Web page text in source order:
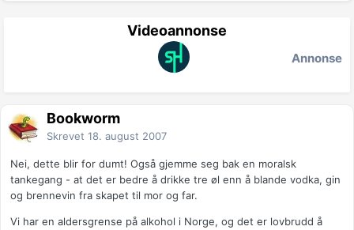
Videoannonse
Annonse
Bookworm
Skrevet 18. august 2007
Nei, dette blir for dumt! Også gjemme seg bak en moralsk
tankegang - at det er bedre å drikke tre øl enn å blande vodka, gin
og brennevin fra skapet til mor og far.
Vi har en aldersgrense på alkohol i Norge, og det er lovbrudd å